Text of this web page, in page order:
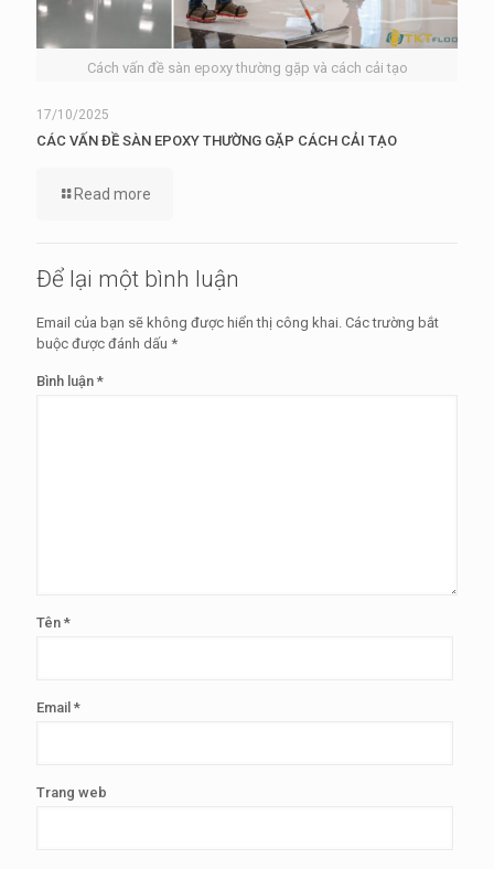
Cách vấn đề sàn epoxy thường gặp và cách cải tạo
17/10/2025
CÁC VẤN ĐỀ SÀN EPOXY THƯỜNG GẶP CÁCH CẢI TẠO
Read more
Để lại một bình luận
Email của bạn sẽ không được hiển thị công khai. Các trường bắt
buộc được đánh dấu *
Bình luận *
Tên *
Email *
Trang web